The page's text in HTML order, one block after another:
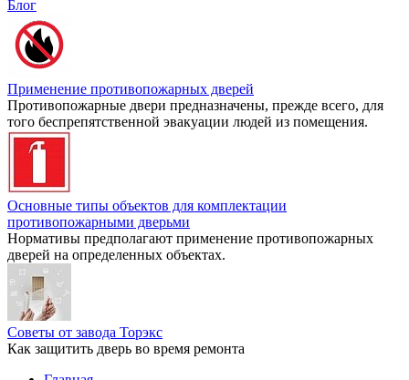
Блог
Применение противопожарных дверей
Противопожарные двери предназначены, прежде всего, для
того беспрепятственной эвакуации людей из помещения.
Основные типы объектов для комплектации
противопожарными дверьми
Нормативы предполагают применение противопожарных
дверей на определенных объектах.
Советы от завода Торэкс
Как защитить дверь во время ремонта